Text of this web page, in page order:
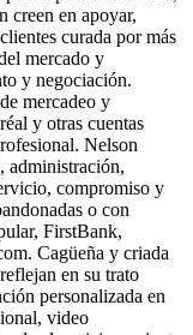
creen en apoyar,
curada por más
mercado y
y negociación.
mercadeo y
y otras cuentas
Nelson
administración,
compromiso y
o con
FirstBank,
Cagüeña y criada
en su trato
personalizada en
video